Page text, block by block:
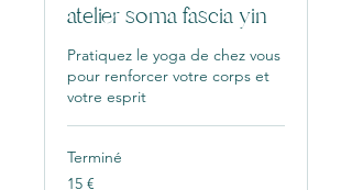
atelier soma fascia yin
Pratiquez le yoga de chez vous
pour renforcer votre corps et
votre esprit
Terminé
15
15 €